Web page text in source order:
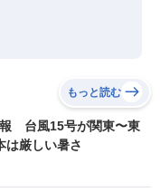
もっと読む
台風15号が関東〜東
厳しい暑さ